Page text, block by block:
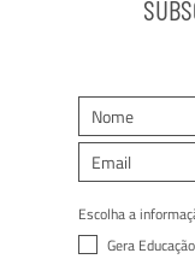
Escolha a
Gera Educação